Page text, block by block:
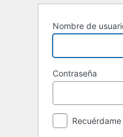
Nombre de
Contraseña
Recuérdame